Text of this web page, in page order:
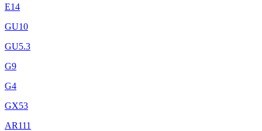
E14
GU10
GU5.3
G9
G4
GX53
AR111